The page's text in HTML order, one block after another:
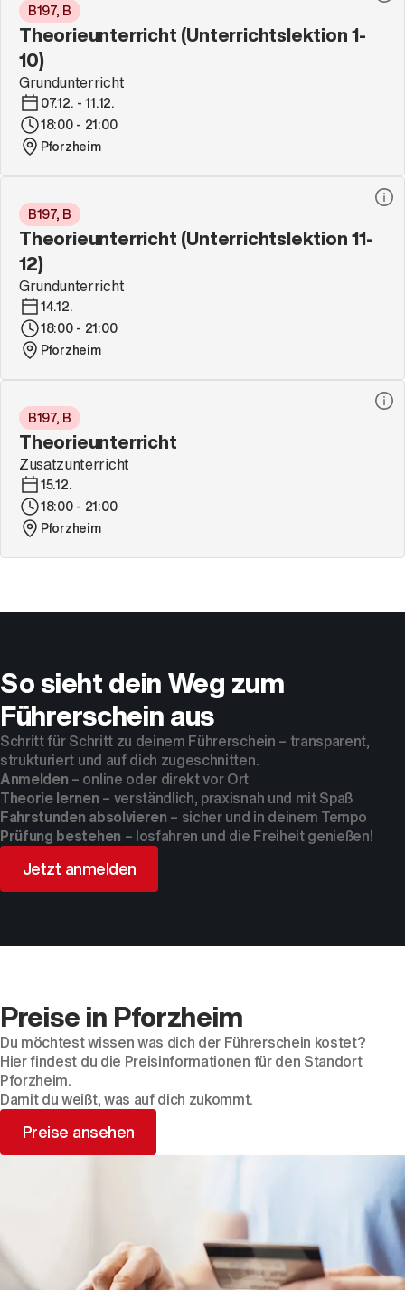
B197, B
Theorieunterricht (Unterrichtslektion 1-
10)
Grundunterricht
07.12. - 11.12.
18:00 - 21:00
Pforzheim
B197, B
Theorieunterricht (Unterrichtslektion 11-
12)
Grundunterricht
14.12.
18:00 - 21:00
Pforzheim
B197, B
Theorieunterricht
Zusatzunterricht
15.12.
18:00 - 21:00
Pforzheim
So sieht dein Weg zum
Führerschein aus
Schritt für Schritt zu deinem Führerschein – transparent,
strukturiert und auf dich zugeschnitten.
Anmelden – online oder direkt vor Ort
Theorie lernen – verständlich, praxisnah und mit Spaß
Fahrstunden absolvieren – sicher und in deinem Tempo
Prüfung bestehen – losfahren und die Freiheit genießen!
Jetzt anmelden
Preise in Pforzheim
Du möchtest wissen was dich der Führerschein kostet?
Hier findest du die Preisinformationen für den Standort
Pforzheim.
Damit du weißt, was auf dich zukommt.
Preise ansehen